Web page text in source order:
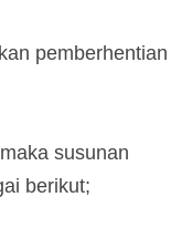
pemberhentian
susunan
berikut;